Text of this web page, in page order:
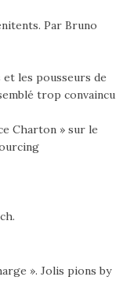
Par Bruno
les pousseurs de
trop convaincu
Charton » sur le
». Jolis pions by